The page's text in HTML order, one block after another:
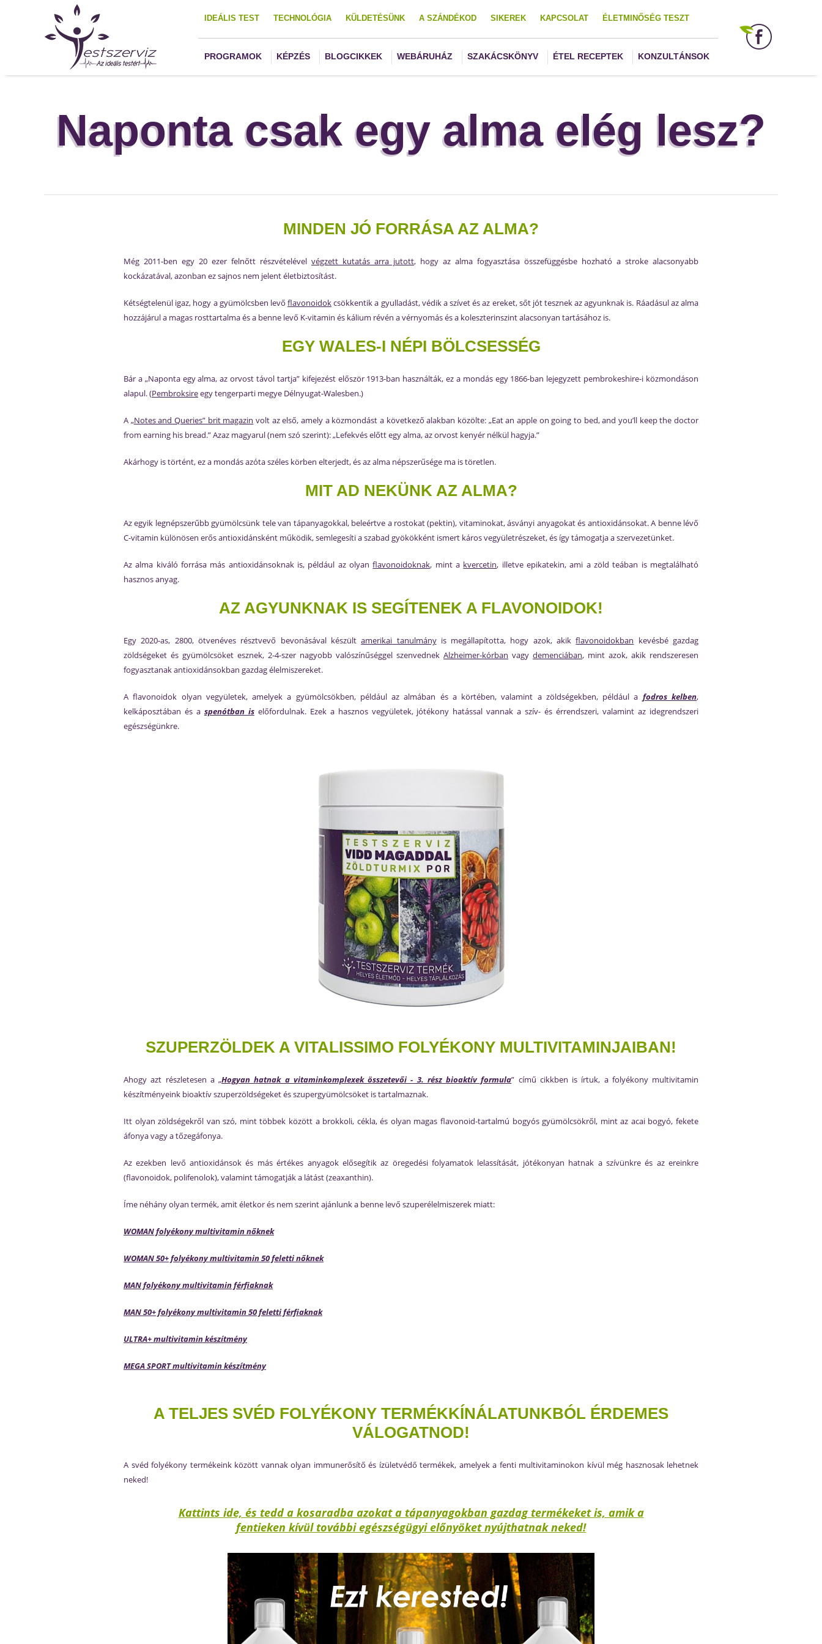
IDEÁLIS TEST TECHNOLÓGIA KÜLDETÉSÜNK A SZÁNDÉKOD SIKEREK KAPCSOLAT ÉLETMINŐSÉG TESZT
PROGRAMOK KÉPZÉS BLOGCIKKEK WEBÁRUHÁZ SZAKÁCSKÖNYV ÉTEL RECEPTEK KONZULTÁNSOK
Naponta csak egy alma elég lesz?
MINDEN JÓ FORRÁSA AZ ALMA?
Még 2011-ben egy 20 ezer felnőtt részvételével végzett kutatás arra jutott, hogy az alma fogyasztása összefüggésbe hozható a stroke alacsonyabb
kockázatával, azonban ez sajnos nem jelent életbiztosítást.
Kétségtelenül igaz, hogy a gyümölcsben levő flavonoidokcsökkentik a gyulladást, védik a szívet és az ereket, sőt jót tesznek az agyunknak is. Ráadásul az alma
hozzájárul a magas rosttartalma és a benne levő K-vitamin és kálium révén a vérnyomás és a koleszterinszint alacsonyan tartásához is.
EGY WALES-I NÉPI BÖLCSESSÉG
Bár a „Naponta egy alma, az orvost távol tartja” kifejezést először 1913-ban használták, ez a mondás egy 1866-ban lejegyzett pembrokeshire-i közmondáson
alapul. (Pembroksireegy tengerparti megye Délnyugat-Walesben.)
A „Notes and Queries” brit magazin volt az első, amely a közmondást a következő alakban közölte: „Eat an apple on going to bed, and you’ll keep the doctor
from earning his bread.” Azaz magyarul (nem szó szerint): „Lefekvés előtt egy alma, az orvost kenyér nélkül hagyja.”
Akárhogy is történt, ez a mondás azóta széles körben elterjedt, és az alma népszerűsége ma is töretlen.
MIT AD NEKÜNK AZ ALMA?
Az egyik legnépszerűbb gyümölcsünk tele van tápanyagokkal, beleértve a rostokat (pektin), vitaminokat, ásványi anyagokat és antioxidánsokat. A benne lévő
C-vitamin különösen erős antioxidánsként működik, semlegesíti a szabad gyökökként ismert káros vegyületrészeket, és így támogatja a szervezetünket.
Az alma kiváló forrása más antioxidánsoknak is, például az olyanflavonoidoknak, mint a kvercetin, illetve epikatekin, ami a zöld teában is megtalálható
hasznos anyag.
AZ AGYUNKNAK IS SEGÍTENEK A FLAVONOIDOK!
Egy 2020-as, 2800, ötvenéves résztvevő bevonásával készültamerikai tanulmányis megállapította, hogy azok, akikflavonoidokban kevésbé gazdag
zöldségeket és gyümölcsöket esznek, 2-4-szer nagyobb valószínűséggel szenvednek Alzheimer-kórban vagy demenciában, mint azok, akik rendszeresen
fogyasztanak antioxidánsokban gazdag élelmiszereket.
A flavonoidok olyan vegyületek, amelyek a gyümölcsökben, például az almában és a körtében, valamint a zöldségekben, például a fodros kelben,
kelkáposztában és a spenótban iselőfordulnak. Ezek a hasznos vegyületek, jótékony hatással vannak a szív- és érrendszeri, valamint az idegrendszeri
egészségünkre.
SZUPERZÖLDEK A VITALISSIMO FOLYÉKONY MULTIVITAMINJAIBAN!
Ahogy azt részletesen a „Hogyan hatnak a vitaminkomplexek összetevői - 3. rész bioaktív formula” című cikkben is írtuk, a folyékony multivitamin
készítményeink bioaktív szuperzöldségeket és szupergyümölcsöket is tartalmaznak.
Itt olyan zöldségekről van szó, mint többek között a brokkoli, cékla, és olyan magas flavonoid-tartalmú bogyós gyümölcsökről, mint az acai bogyó, fekete
áfonya vagy a tőzegáfonya.
Az ezekben levő antioxidánsok és más értékes anyagok elősegítik az öregedési folyamatok lelassítását, jótékonyan hatnak a szívünkre és az ereinkre
(flavonoidok, polifenolok), valamint támogatják a látást (zeaxanthin).
Íme néhány olyan termék, amit életkor és nem szerint ajánlunk a benne levő szuperélelmiszerek miatt:
WOMAN folyékony multivitamin nőknek
WOMAN 50+ folyékony multivitamin 50 feletti nőknek
MAN folyékony multivitamin férfiaknak
MAN 50+ folyékony multivitamin 50 feletti férfiaknak
ULTRA+ multivitamin készítmény
MEGA SPORT multivitamin készítmény
A TELJES SVÉD FOLYÉKONY TERMÉKKÍNÁLATUNKBÓL ÉRDEMES
VÁLOGATNOD!
A svéd folyékony termékeink között vannak olyan immunerősítő és ízületvédő termékek, amelyek a fenti multivitaminokon kívül még hasznosak lehetnek
neked!
Kattints ide, és tedd a kosaradba azokat a tápanyagokban gazdag termékeket is, amik a
fentieken kívül további egészségügyi előnyöket nyújthatnak neked!